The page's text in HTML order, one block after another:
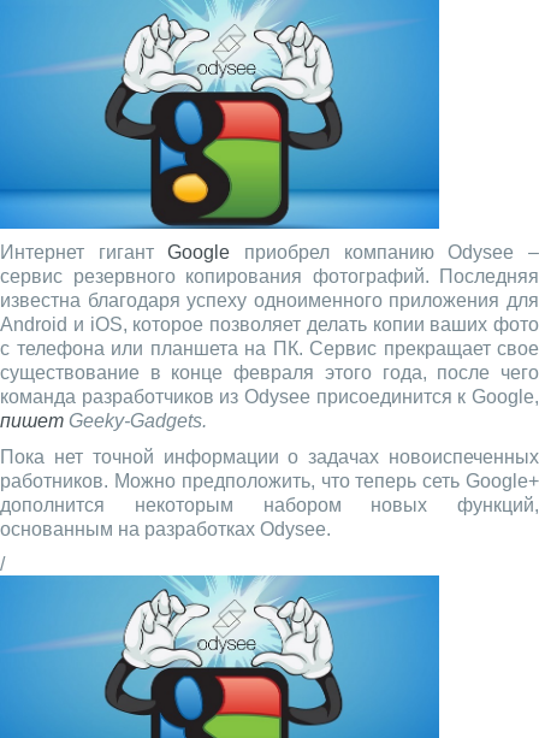
Интернет гигантGoogle приобрел компанию Odysee –
сервис резервного копирования фотографий. Последняя
известна благодаря успеху одноименного приложения для
Android и iOS, которое позволяет делать копии ваших фото
с телефона или планшета на ПК. Сервис прекращает свое
существование в конце февраля этого года, после чего
команда разработчиков из Odysee присоединится к Google,
пишет Geeky-Gadgets.
Пока нет точной информации о задачах новоиспеченных
работников. Можно предположить, что теперь сеть Google+
дополнится некоторым набором новых функций,
основанным на разработках Odysee.
/